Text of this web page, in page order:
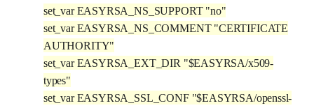
set_var EASYRSA_NS_SUPPORT "no"
set_var EASYRSA_NS_COMMENT "CERTIFICATE
AUTHORITY"
set_var EASYRSA_EXT_DIR "$EASYRSA/x509-
types"
set_var EASYRSA_SSL_CONF "$EASYRSA/openssl-